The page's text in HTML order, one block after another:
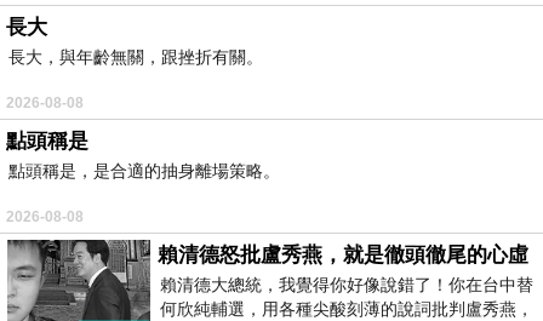
毛磁鐵 總動員(6款1組 )的評價真的不錯想想哪裡
買最便宜.心得文.試用文.分享文行李箱/旅遊用品
分享推薦.好用.推薦.評價.熱銷.開箱文.優缺點比
較
1組 ) 的原因,是因為比較有保障,也不會遇到詐騙
集團,所以才選擇在這購入
長大
長大，與年齡無關，跟挫折有關。
2026-08-08
點頭稱是
點頭稱是，是合適的抽身離場策略。
2026-08-08
賴清德怒批盧秀燕，就是徹頭徹尾的心虛
賴清德大總統，我覺得你好像說錯了！你在台中替
何欣純輔選，用各種尖酸刻薄的說詞批判盧秀燕，